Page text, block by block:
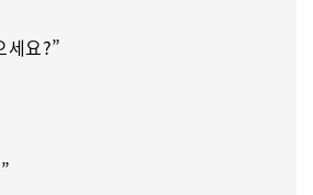
세요?”